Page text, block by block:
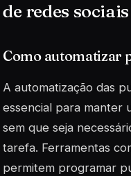
de redes sociais
Como automatizar
A automatização das
essencial para manter
sem que seja
tarefa. Ferramentas
permitem programar